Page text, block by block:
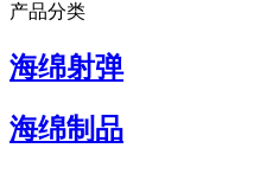
产品分类
海绵射弹
海绵制品